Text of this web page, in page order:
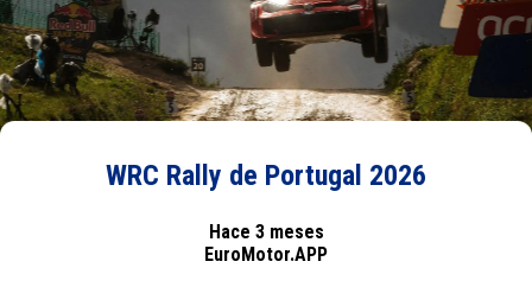
WRC Rally de Portugal 2026
Hace 3 meses
EuroMotor.APP